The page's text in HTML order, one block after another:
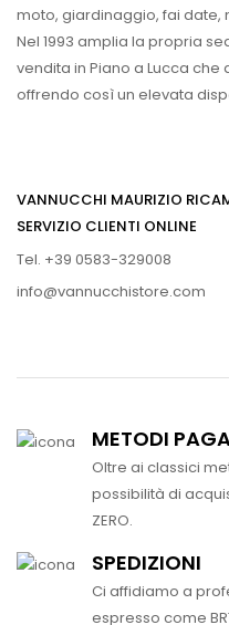
moto, giardinaggio, fai date,
Nel 1993 amplia la propria
vendita in Piano a Lucca
offrendo così un elevata
VANNUCCHI MAURIZIO
SERVIZIO CLIENTI ONLINE
Tel. +39 0583-329008
info@vannucchistore.com
METODI
Oltre ai classici
possibilità di
ZERO.
SPEDIZIONI
Ci affidiamo a
espresso come